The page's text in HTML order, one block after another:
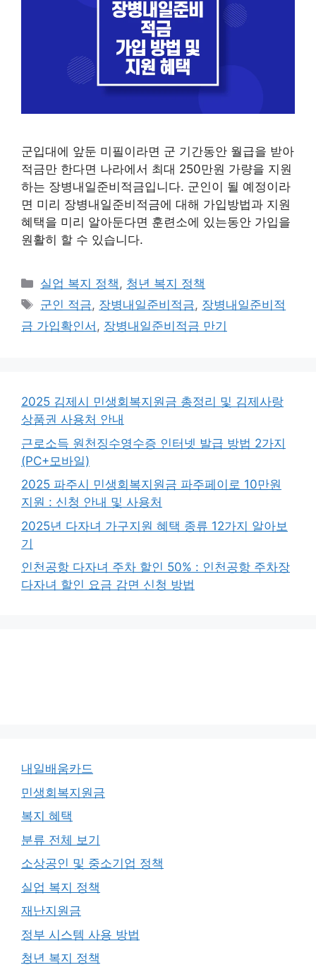
군입대에 앞둔 미필이라면 군 기간동안 월급을 받아
적금만 한다면 나라에서 최대 250만원 가량을 지원
하는 장병내일준비적금입니다. 군인이 될 예정이라
면 미리 장병내일준비적금에 대해 가입방법과 지원
혜택을 미리 알아둔다면 훈련소에 있는동안 가입을
원활히 할 수 있습니다.
카
테
리
실업 복지 정책, 청년 복지 정책
태
그
군인 적금, 장병내일준비적금, 장병내일준비적
금 가입확인서 , 장병내일준비적금 만기
2025 김제시 민생회복지원금 총정리 및 김제사랑
상품권 사용처 안내
근로소득 원천징수영수증 인터넷 발급 방법 2가지
(PC+모바일)
2025 파주시 민생회복지원금 파주페이로 10만원
지원 : 신청 안내 및 사용처
2025년 다자녀 가구지원 혜택 종류 12가지 알아보
기
인천공항 다자녀 주차 할인 50% : 인천공항 주차장
다자녀 할인 요금 감면 신청 방법
내일배움카드
민생회복지원금
복지 혜택
분류 전체 보기
소상공인 및 중소기업 정책
실업 복지 정책
재난지원금
정부 시스템 사용 방법
청년 복지 정책